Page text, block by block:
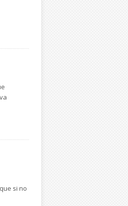
si no